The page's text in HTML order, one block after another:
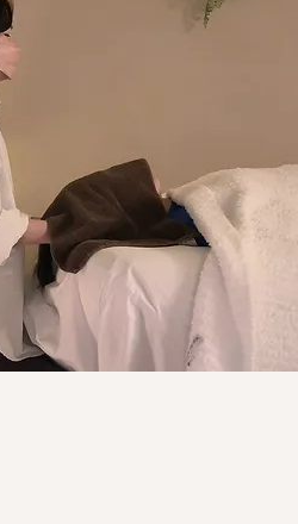
ヒーリング🌕